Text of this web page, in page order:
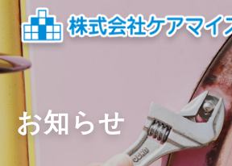
お知らせ